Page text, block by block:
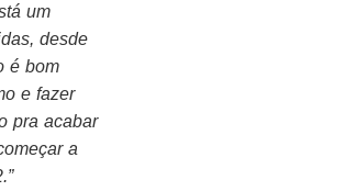
um
desde
é bom
e fazer
pra acabar
a